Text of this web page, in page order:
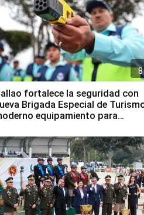
8
fortalece la seguridad con
Brigada Especial de
equipamiento para